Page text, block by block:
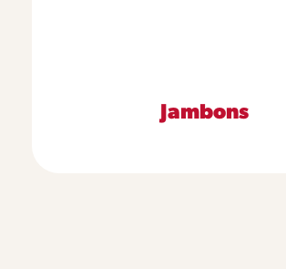
Jambons